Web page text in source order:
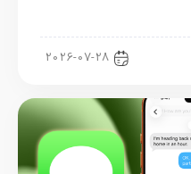
2026-07-28